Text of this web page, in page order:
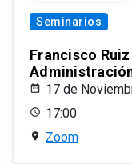
Seminarios
Francisco
17 de
17:00
Zoom